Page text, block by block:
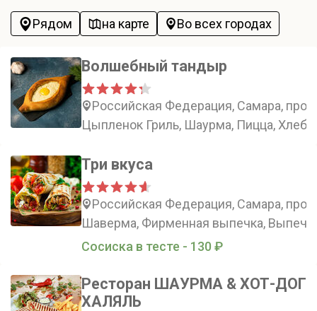
Рядом на карте Во всех городах
Волшебный тандыр
Российская Федерация, Самара,
Цыпленок Гриль, Шаурма, Пицца, Хлеб
Три вкуса
Российская Федерация, Самара,
Шаверма, Фирменная выпечка,
Сосиска в тесте - 130 ₽
Ресторан ШАУРМА & ХОТ-ДОГ
ХАЛЯЛЬ